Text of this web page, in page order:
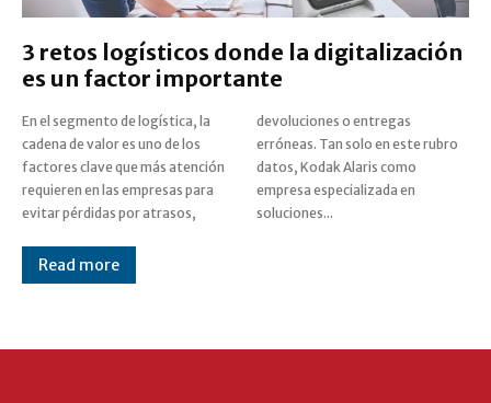
3 retos logísticos donde la digitalización
es un factor importante
En el segmento de logística, la
cadena de valor es uno de los
factores clave que más atención
requieren en las empresas para
evitar pérdidas por atrasos,
devoluciones o entregas
erróneas. Tan solo en este rubro
datos, Kodak Alaris como
empresa especializada en
soluciones...
Read more